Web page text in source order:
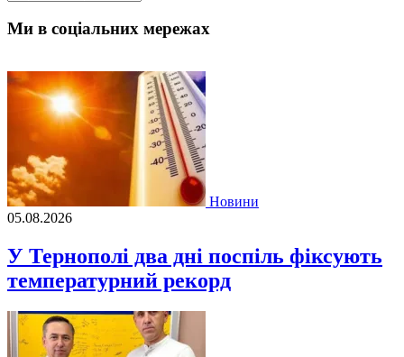
Ми в соціальних мережах
Новини
05.08.2026
У Тернополі два дні поспіль фіксують
температурний рекорд